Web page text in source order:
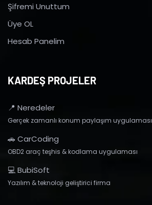
Şifremi Unuttum
Üye OL
Hesab Panelim
KARDEŞ PROJELER
📍 Neredeler
Gerçek zamanlı konum paylaşım uygulaması
🚗 CarCoding
OBD2 araç teşhis & kodlama uygulaması
💻 BubiSoft
Yazılım & teknoloji geliştirici firma